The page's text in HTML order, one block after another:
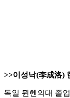
>>이성낙(李成洛)
독일 뮌헨의대 졸